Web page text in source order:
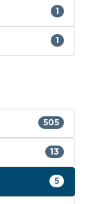
1
1
505
13
5